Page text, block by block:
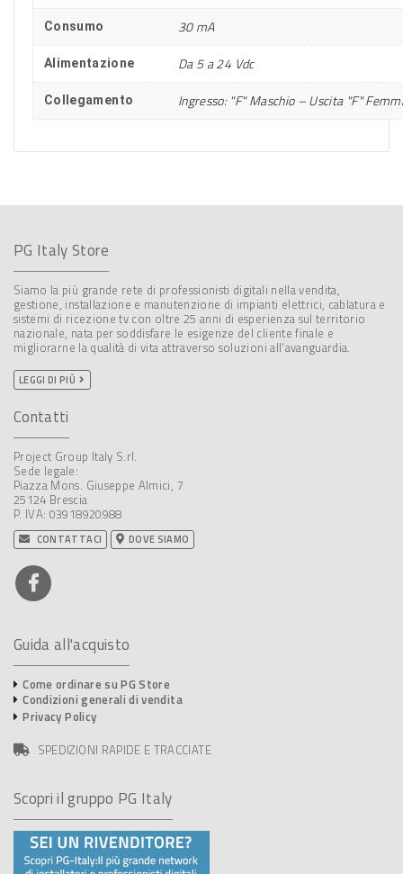
Consumo 30 mA
Alimentazione Da 5 a 24 Vdc
Collegamento Ingresso: "F" Maschio – Uscita "F"
PG Italy Store
Siamo la più grande rete di professionisti digitali nella vendita,
gestione, installazione e manutenzione di impianti elettrici, cablatura e
sistemi di ricezione tv con oltre 25 anni di esperienza sul territorio
nazionale, nata per soddisfare le esigenze del cliente finale e
migliorarne la qualità di vita attraverso soluzioni all’avanguardia.
LEGGI DI PIÙ
Contatti
Project Group Italy S.rl.
Sede legale:
Piazza Mons. Giuseppe Almici, 7
25124 Brescia
P. IVA: 03918920988
CONTATTACI DOVE SIAMO
Guida all'acquisto
Come ordinare su PG Store
Condizioni generali di vendita
Privacy Policy
SPEDIZIONI RAPIDE E TRACCIATE
Scopri il gruppo PG Italy